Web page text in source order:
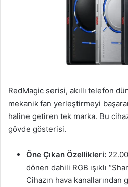
RedMagic serisi, akıllı telefon
mekanik fan yerleştirmeyi
haline getiren tek marka. Bu
gövde gösterisi.
Öne Çıkan Özellikleri:
dönen dahili RGB ışıklı
Cihazın hava